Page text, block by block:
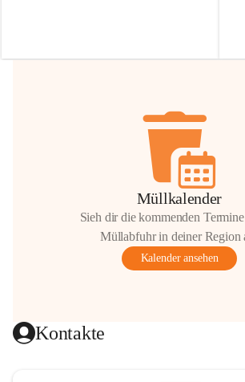
Hilfsbereitschaft!
Müllkalender
Sieh dir die kommenden
Müllabfuhr in deiner Region
Kalender ansehen
Kontakte